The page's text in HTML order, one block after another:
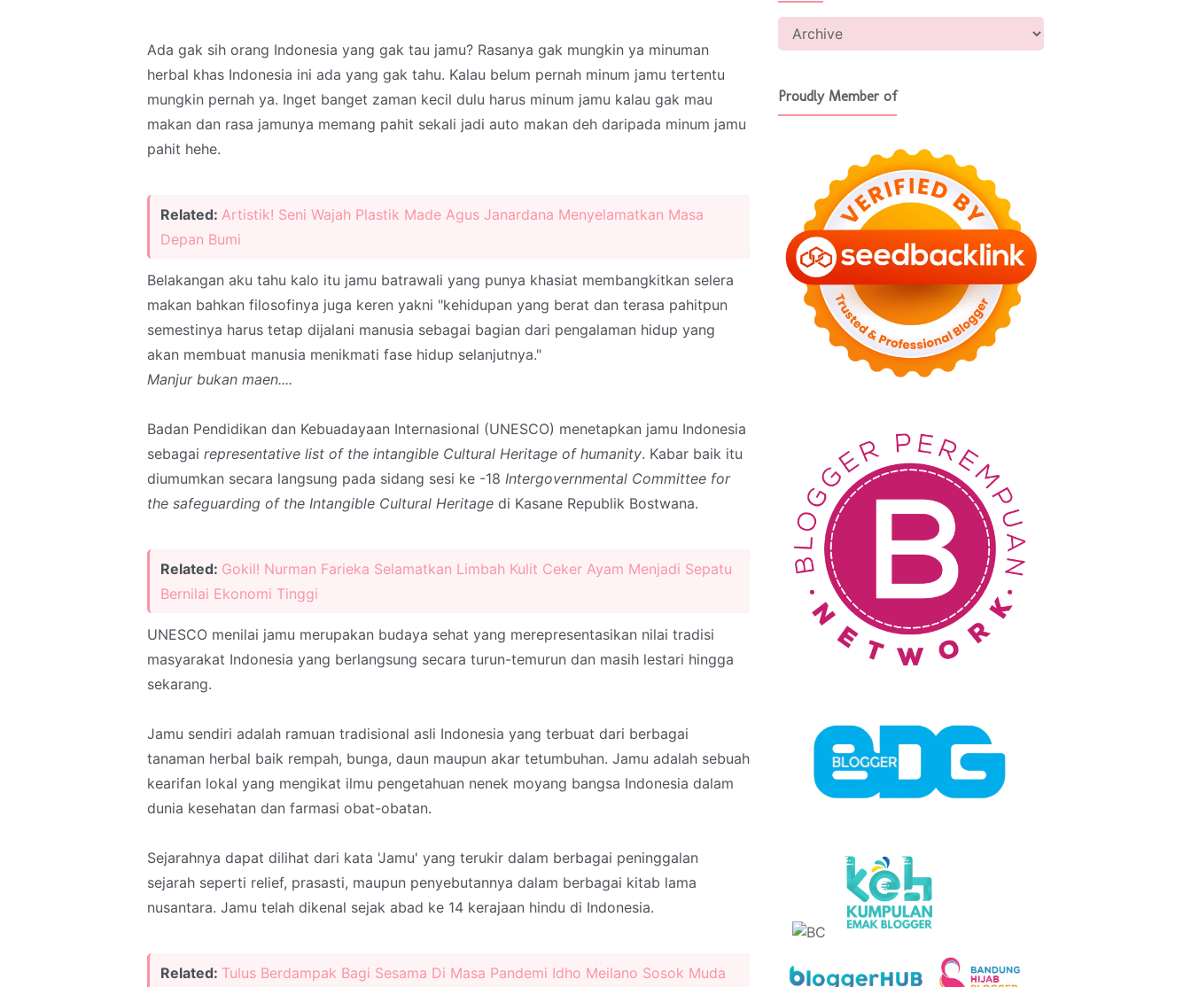
Ada gak sih orang Indonesia yang gak tau jamu? Rasanya gak mungkin ya minuman
herbal khas Indonesia ini ada yang gak tahu. Kalau belum pernah minum jamu tertentu
mungkin pernah ya. Inget banget zaman kecil dulu harus minum jamu kalau gak mau
makan dan rasa jamunya memang pahit sekali jadi auto makan deh daripada minum jamu
pahit hehe.
Related: Artistik! Seni Wajah Plastik Made Agus Janardana Menyelamatkan Masa
Depan Bumi
Belakangan aku tahu kalo itu jamu batrawali yang punya khasiat membangkitkan selera
makan bahkan filosofinya juga keren yakni "kehidupan yang berat dan terasa pahitpun
semestinya harus tetap dijalani manusia sebagai bagian dari pengalaman hidup yang
akan membuat manusia menikmati fase hidup selanjutnya."
Manjur bukan maen....
Badan Pendidikan dan Kebuadayaan Internasional (UNESCO) menetapkan jamu Indonesia
sebagai representative list of the intangible Cultural Heritage of humanity. Kabar baik itu
diumumkan secara langsung pada sidang sesi ke -18 Intergovernmental Committee for
the safeguarding of the Intangible Cultural Heritage di Kasane Republik Bostwana.
Related: Gokil! Nurman Farieka Selamatkan Limbah Kulit Ceker Ayam Menjadi Sepatu
Bernilai Ekonomi Tinggi
UNESCO menilai jamu merupakan budaya sehat yang merepresentasikan nilai tradisi
masyarakat Indonesia yang berlangsung secara turun-temurun dan masih lestari hingga
sekarang.
Jamu sendiri adalah ramuan tradisional asli Indonesia yang terbuat dari berbagai
tanaman herbal baik rempah, bunga, daun maupun akar tetumbuhan. Jamu adalah sebuah
kearifan lokal yang mengikat ilmu pengetahuan nenek moyang bangsa Indonesia dalam
dunia kesehatan dan farmasi obat-obatan.
Sejarahnya dapat dilihat dari kata 'Jamu' yang terukir dalam berbagai peninggalan
sejarah seperti relief, prasasti, maupun penyebutannya dalam berbagai kitab lama
nusantara. Jamu telah dikenal sejak abad ke 14 kerajaan hindu di Indonesia.
Related: Tulus Berdampak Bagi Sesama Di Masa Pandemi Idho Meilano Sosok Muda
Proudly Member of